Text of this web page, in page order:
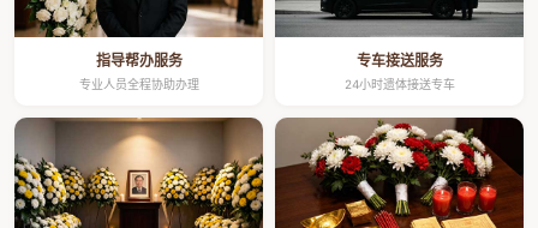
指导帮办服务
专业人员全程协助办理
专车接送服务
24小时遗体接送专车